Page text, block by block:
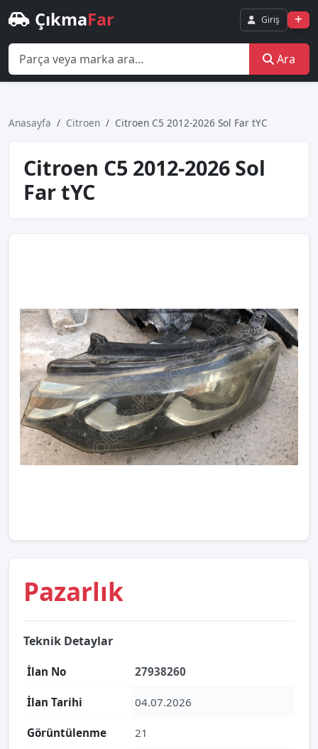
ÇıkmaFar Giriş
Ara
Anasayfa Citroen Citroen C5 2012-2026 Sol Far tYC
Citroen C5 2012-2026 Sol
Far tYC
Pazarlık
Teknik Detaylar
İlan No 27938260
İlan Tarihi 04.07.2026
Görüntülenme 21